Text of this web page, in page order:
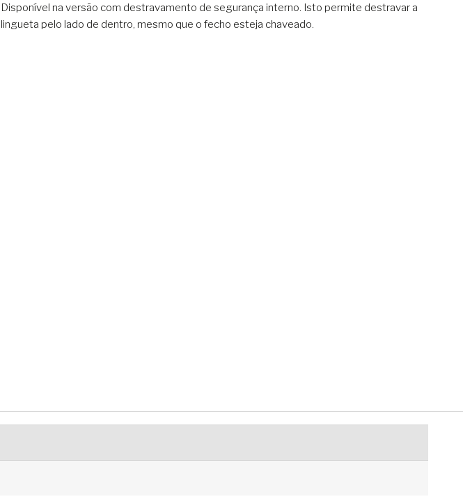
Disponível na versão com destravamento de segurança interno. Isto permite destravar a
lingueta pelo lado de dentro, mesmo que o fecho esteja chaveado.